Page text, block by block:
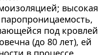
высокая
под кровлей
(до 80 лет), ей